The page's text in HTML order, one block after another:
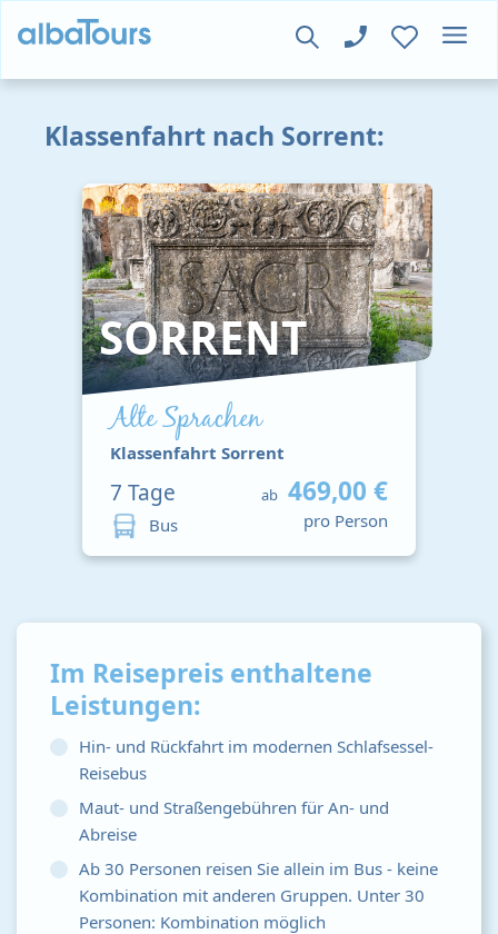
Klassenfahrt nach Sorrent:
SORRENT
Alte Sprachen
Klassenfahrt Sorrent
7 Tage
Bus
ab 469,00 €
pro Person
Im Reisepreis enthaltene
Leistungen:
Hin- und Rückfahrt im modernen Schlafsessel-
Reisebus
Maut- und Straßengebühren für An- und
Abreise
Ab 30 Personen reisen Sie allein im Bus - keine
Kombination mit anderen Gruppen. Unter 30
Personen: Kombination möglich